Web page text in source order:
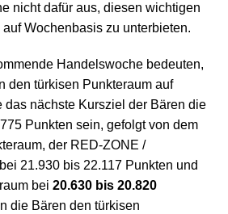
nicht dafür aus, diesen wichtigen
Wochenbasis zu unterbieten.
Handelswoche bedeuten,
den türkisen Punkteraum auf
das nächste Kursziel der Bären die
Punkten sein, gefolgt von dem
der RED-ZONE /
21.930 bis 22.117 Punkten und
bei 20.630 bis 20.820
die Bären den türkisen